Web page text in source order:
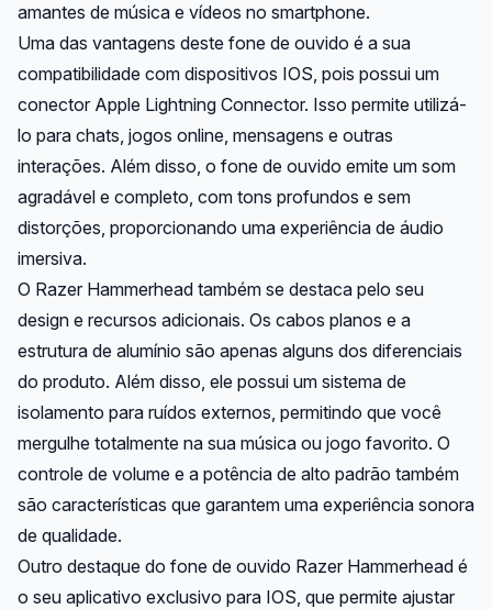
amantes de música e vídeos no smartphone.
Uma das vantagens deste fone de ouvido é a sua
compatibilidade com dispositivos IOS, pois possui um
conector Apple Lightning Connector. Isso permite utilizá-
lo para chats, jogos online, mensagens e outras
interações. Além disso, o fone de ouvido emite um som
agradável e completo, com tons profundos e sem
distorções, proporcionando uma experiência de áudio
imersiva.
O Razer Hammerhead também se destaca pelo seu
design e recursos adicionais. Os cabos planos e a
estrutura de alumínio são apenas alguns dos diferenciais
do produto. Além disso, ele possui um sistema de
isolamento para ruídos externos, permitindo que você
mergulhe totalmente na sua música ou jogo favorito. O
controle de volume e a potência de alto padrão também
são características que garantem uma experiência sonora
de qualidade.
Outro destaque do fone de ouvido Razer Hammerhead é
o seu aplicativo exclusivo para IOS, que permite ajustar